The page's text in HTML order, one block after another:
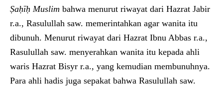
Ṣaḥīḥ Muslim bahwa menurut riwayat dari Hazrat Jabir
r.a., Rasulullah saw. memerintahkan agar wanita itu
dibunuh. Menurut riwayat dari Hazrat Ibnu Abbas r.a.,
Rasulullah saw. menyerahkan wanita itu kepada ahli
waris Hazrat Bisyr r.a., yang kemudian membunuhnya.
Para ahli hadis juga sepakat bahwa Rasulullah saw.